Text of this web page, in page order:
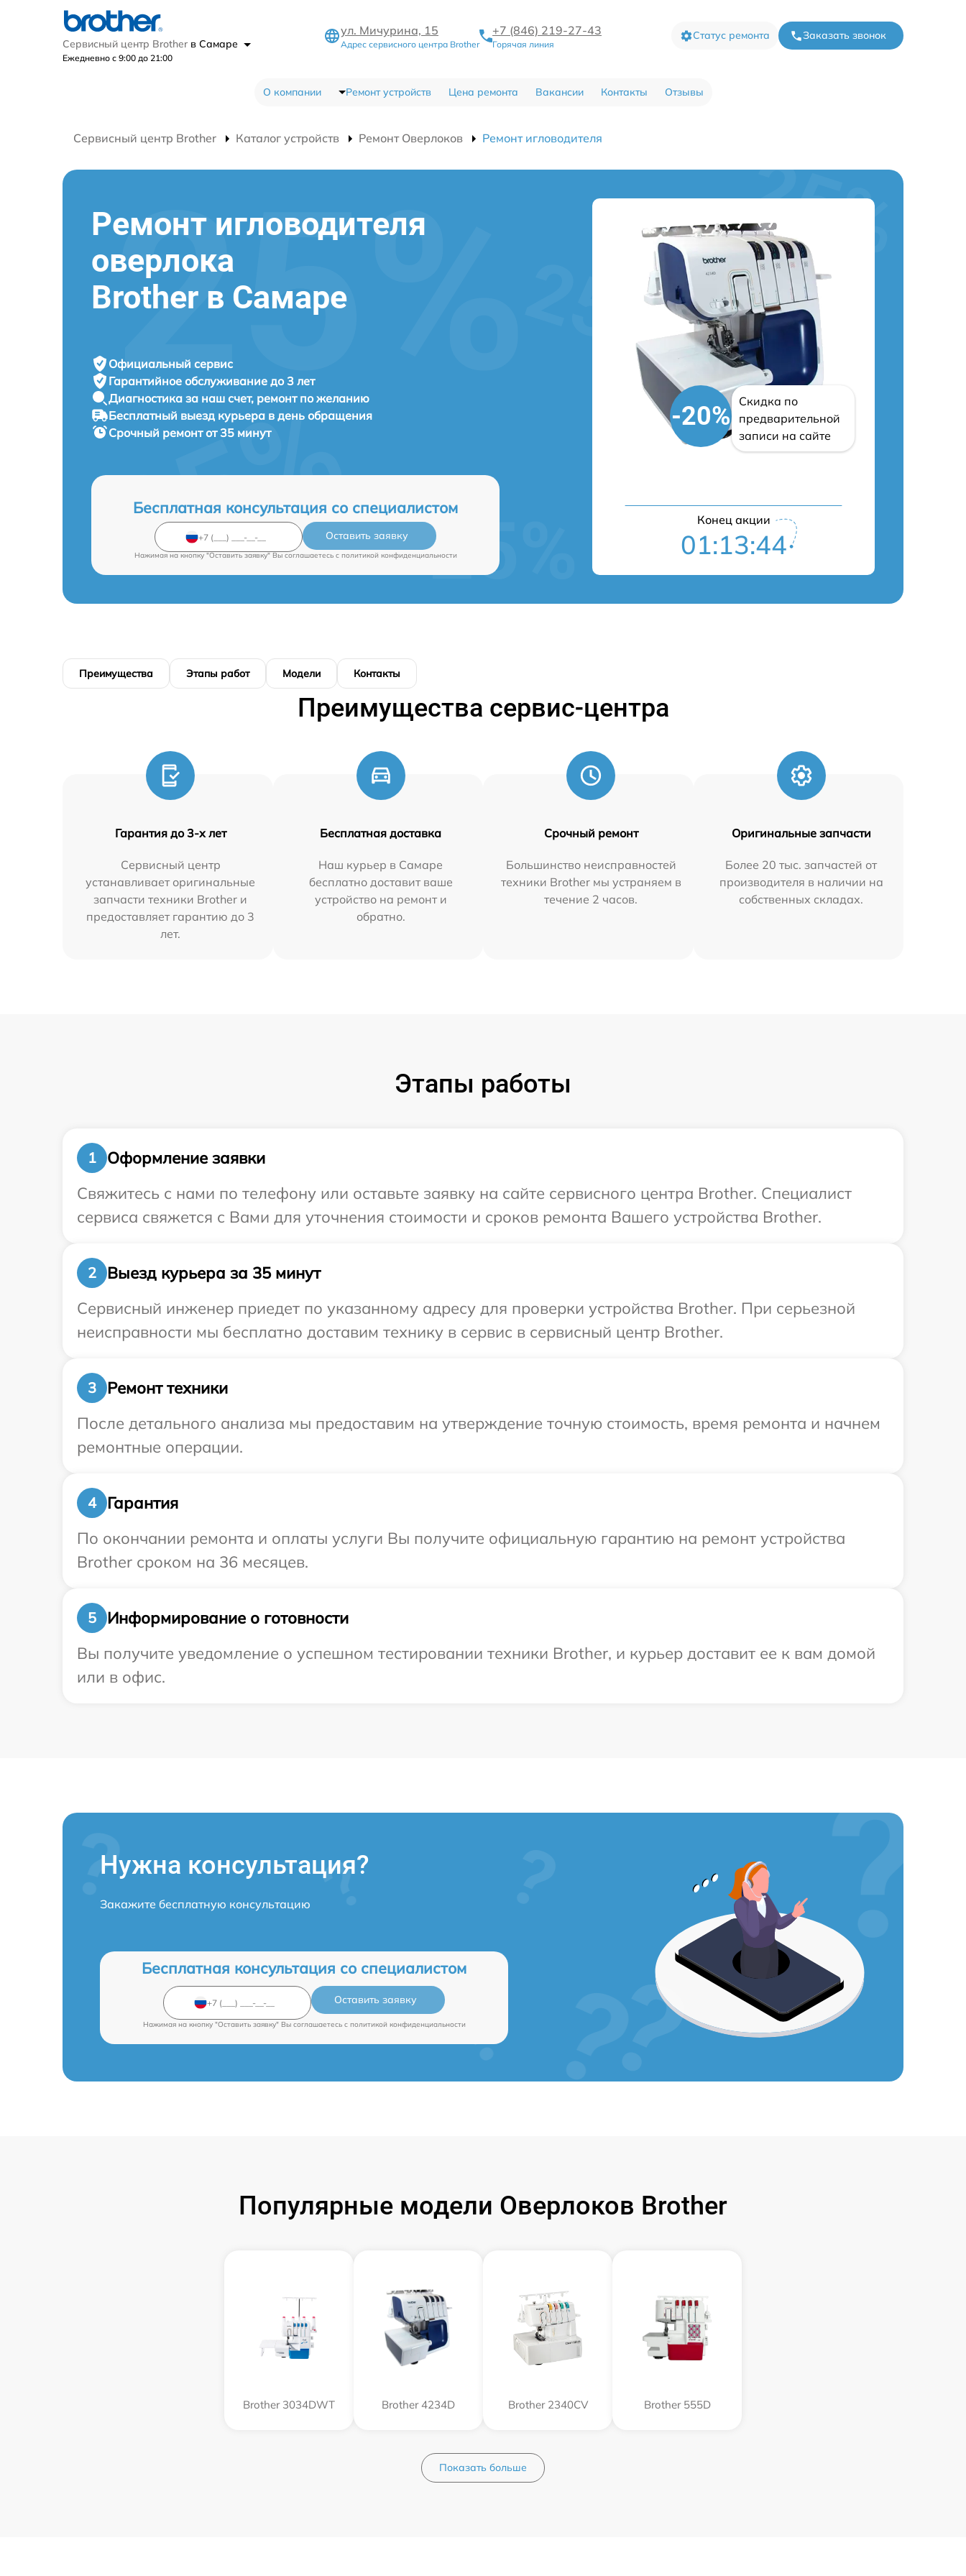
Сервисный центр Brother в Самаре
Ежедневно с 9:00 до 21:00
ул. Мичурина, 15
Адрес сервисного центра Brother
+7 (846) 219-27-43
Горячая линия
Статус ремонта Заказать звонок
О компании Ремонт устройств Цена ремонта Вакансии Контакты Отзывы
Сервисный центр Brother Каталог устройств Ремонт Оверлоков Ремонт игловодителя
Ремонт игловодителя
оверлока
Brother в Самаре
Официальный сервис
Гарантийное обслуживание до 3 лет
Диагностика за наш счет, ремонт по желанию
Бесплатный выезд курьера в день обращения
Срочный ремонтот 35 минут
Бесплатная консультация со специалистом
Оставить заявку
Нажимая на кнопку "Оставить заявку" Вы соглашаетесь c политикой конфиденциальности
-20%
Скидка по
предварительной
записи на сайте
Конец акции
01:13:43
Преимущества Этапы работ Модели Контакты
Преимущества сервис-центра
Гарантия до 3-х лет
Сервисный центр
устанавливает оригинальные
запчасти техники Brother и
предоставляет гарантию до 3
лет.
Бесплатная доставка
Наш курьер в Самаре
бесплатно доставит ваше
устройство на ремонт и
обратно.
Срочный ремонт
Большинство неисправностей
техники Brother мы устраняем в
течение 2 часов.
Оригинальные запчасти
Более 20 тыс. запчастей от
производителя в наличии на
собственных складах.
Этапы работы
1
Оформление заявки
Свяжитесь с нами по телефону или оставьте заявку на сайте сервисного центра Brother. Специалист
сервиса свяжется с Вами для уточнения стоимости и сроков ремонта Вашего устройства Brother.
2
Выезд курьера за 35 минут
Сервисный инженер приедет по указанному адресу для проверки устройства Brother. При серьезной
неисправности мы бесплатно доставим технику в сервис в сервисный центр Brother.
3
Ремонт техники
После детального анализа мы предоставим на утверждение точную стоимость, время ремонта и начнем
ремонтные операции.
4
Гарантия
По окончании ремонта и оплаты услуги Вы получите официальную гарантию на ремонт устройства
Brother сроком на 36 месяцев.
5
Информирование о готовности
Вы получите уведомление о успешном тестировании техники Brother, и курьер доставит ее к вам домой
или в офис.
Нужна консультация?
Закажите бесплатную консультацию
Бесплатная консультация со специалистом
Оставить заявку
Нажимая на кнопку "Оставить заявку" Вы соглашаетесь c политикой конфиденциальности
Популярные модели Оверлоков Brother
Brother 3034DWT Brother 4234D Brother 2340CV Brother 555D
Показать больше